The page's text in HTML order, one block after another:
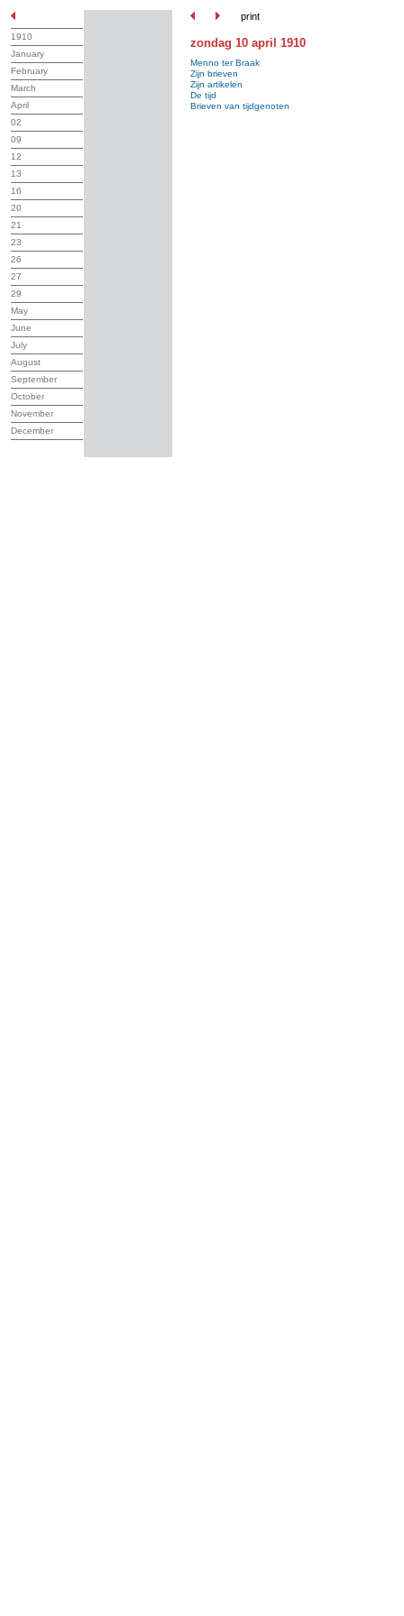
print
1910
January
February
March
April
02
09
12
13
16
20
21
23
26
27
29
May
June
July
August
September
October
November
December
zondag 10 april 1910
Menno ter Braak
Zijn brieven
Zijn artikelen
De tijd
Brieven van tijdgenoten